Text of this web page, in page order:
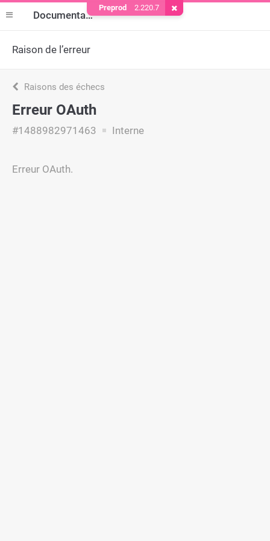
Documentation
Raison de l’erreur
Raisons des échecs
Erreur OAuth
#1488982971463 Interne
Erreur OAuth.
Preprod 2.220.7 Supprimer le cookie